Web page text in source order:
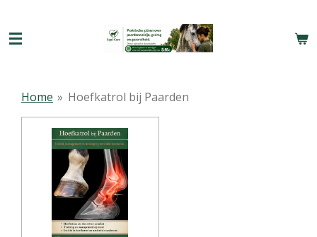
direct
naar
Home » Hoefkatrol bij Paarden